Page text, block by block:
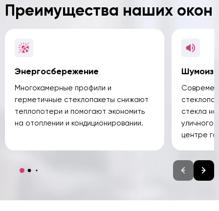
Преимущества наших окон
Энергосбережение
Многокамерные профили и
герметичные стеклопакеты снижают
теплопотери и помогают экономить
на отоплении и кондиционировании.
стекла
уличного
центре